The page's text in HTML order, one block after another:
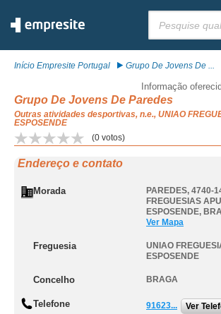
Início Empresite Portugal Grupo De Jovens De ...
Informação
Grupo De Jovens De Paredes
Outras atividades desportivas, n.e., UNIAO
ESPOSENDE
(0 votos)
Endereço e contato
Morada PAREDES, 4740-
FREGUESIAS
ESPOSENDE,
Ver Mapa
Freguesia
UNIAO
ESPOSENDE
Concelho BRAGA
Telefone 91623... Ver